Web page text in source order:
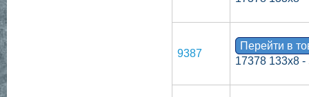
9387
Перейти в
17378 133х8 -